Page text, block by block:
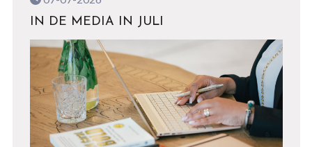
IN DE MEDIA IN JULI